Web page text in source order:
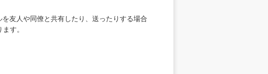
友人や同僚と共有したり、送ったりする場合
す。